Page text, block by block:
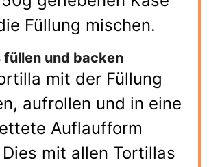
Füllung mischen.
füllen und backen
mit der Füllung
aufrollen und in eine
Auflaufform
mit allen Tortillas